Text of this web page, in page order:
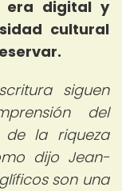
era digital y
cultural
siguen
del
la riqueza
dijo Jean-
son una